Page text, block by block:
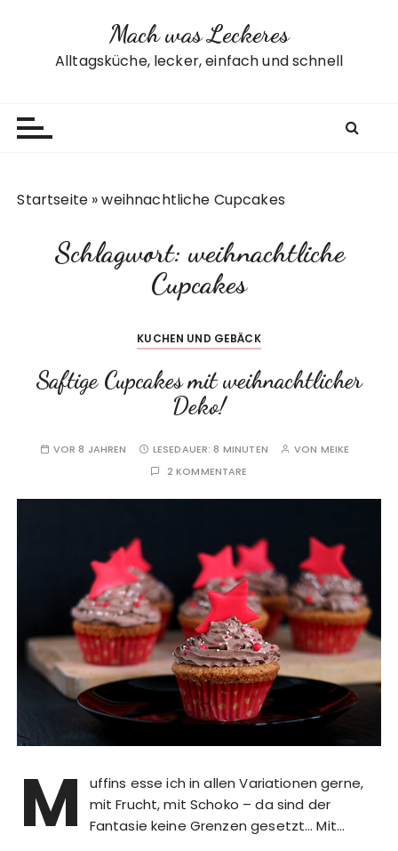
Mach was Leckeres
Alltagsküche, lecker, einfach und schnell
Startseite »weihnachtliche Cupcakes
Schlagwort: weihnachtliche
Cupcakes
KUCHEN UND GEBÄCK
Saftige Cupcakes mit weihnachtlicher
Deko!
VOR 8 JAHREN LESEDAUER:8 MINUTEN VON MEIKE
2 KOMMENTARE
M
uffins esse ich in allen Variationen gerne,
mit Frucht, mit Schoko – da sind der
Fantasie keine Grenzen gesetzt… Mit…